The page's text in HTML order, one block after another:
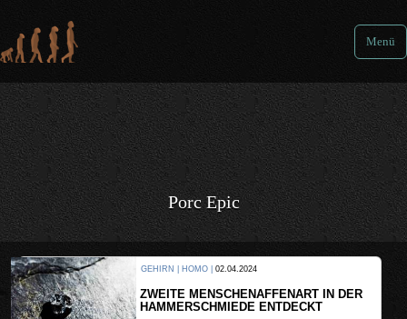
Menü
Porc Epic
KULTUR |08.06.2024
WER HAT DEN GRÖSSTEN
IN DER